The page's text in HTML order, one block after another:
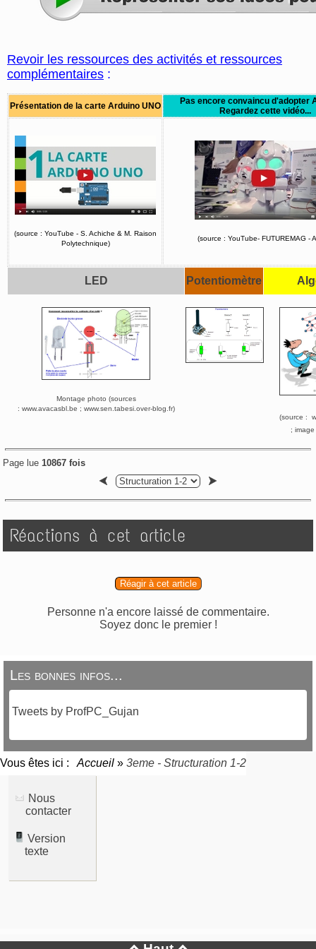
Revoir les ressources des activités et ressources
complémentaires :
Présentation de la carte Arduino UNO
Pas encore convaincu d'adopter
Regardez cette vidéo...
(source : YouTube - S. Achiche & M. Raison
Polytechnique)
(source : YouTube- FUTUREMAG -
LED Potentiomètre
Montage photo (sources
: www.avacasbl.be ; www.sen.tabesi.over-blog.fr)
(source :
;
Page lue 10867 fois
Réactions à cet article
Réagir à cet article
Personne n'a encore laissé de commentaire.
Soyez donc le premier !
Les bonnes infos...
Tweets by ProfPC_Gujan
Vous êtes ici : Accueil » 3eme - Structuration 1-2
Nous
contacter
Version
texte